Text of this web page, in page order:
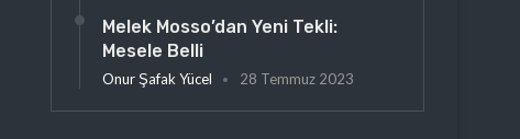
Melek Mosso’dan Yeni Tekli:
Mesele Belli
Onur Şafak Yücel 28 Temmuz 2023